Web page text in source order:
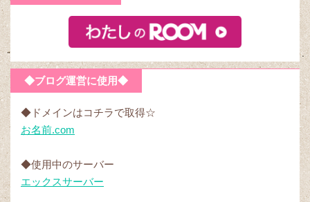
◆ブログ運営に使用◆
◆ドメインはコチラで取得☆
お名前.com
◆使用中のサーバー
エックスサーバー